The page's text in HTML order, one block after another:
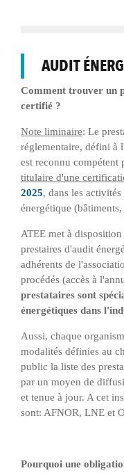
AUDIT
Comment trouver un
certifié ?
Note liminaire: Le
réglementaire, défini à
est reconnu compétent
titulaire d'une
2025, dans les
énergétique
ATEE met à
prestaires d'audit
adhérents de
procédés (accès à
prestataires sont
énergétiques dans
Aussi, chaque
modalités définies au
public la liste des
par un moyen de
et tenue à jour. A cet
sont: AFNOR, LNE et
Pourquoi une